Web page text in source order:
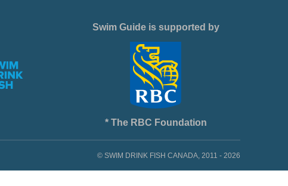
Swim Guide is supported by
* The RBC Foundation
© SWIM DRINK FISH CANADA, 2011 - 2026